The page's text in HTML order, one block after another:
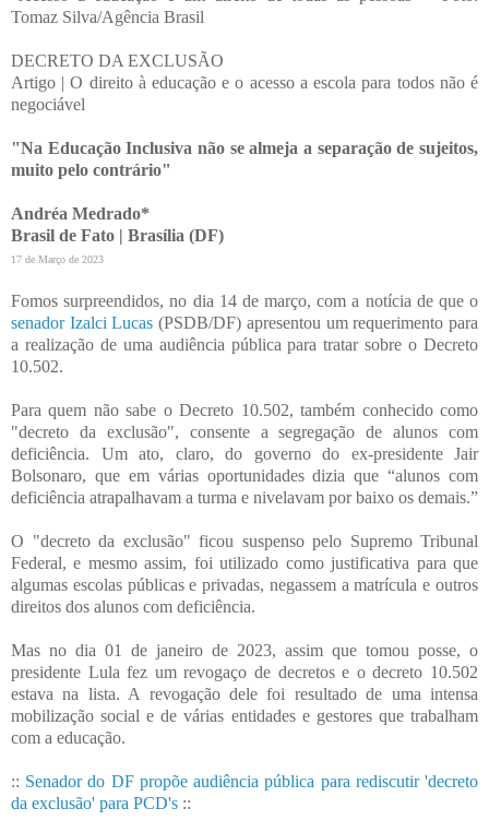
Tomaz Silva/Agência Brasil
DECRETO DA EXCLUSÃO
Artigo | O direito à educação e o acesso a escola para todos não é
negociável
"Na Educação Inclusiva não se almeja a separação de sujeitos,
muito pelo contrário"
Andréa Medrado*
Brasil de Fato | Brasília (DF)
17 de Março de 2023
Fomos surpreendidos, no dia 14 de março, com a notícia de que o
senador Izalci Lucas (PSDB/DF) apresentou um requerimento para
a realização de uma audiência pública para tratar sobre o Decreto
10.502.
Para quem não sabe o Decreto 10.502, também conhecido como
"decreto da exclusão", consente a segregação de alunos com
deficiência. Um ato, claro, do governo do ex-presidente Jair
Bolsonaro, que em várias oportunidades dizia que “alunos com
deficiência atrapalhavam a turma e nivelavam por baixo os demais.”
O "decreto da exclusão" ficou suspenso pelo Supremo Tribunal
Federal, e mesmo assim, foi utilizado como justificativa para que
algumas escolas públicas e privadas, negassem a matrícula e outros
direitos dos alunos com deficiência.
Mas no dia 01 de janeiro de 2023, assim que tomou posse, o
presidente Lula fez um revogaço de decretos e o decreto 10.502
estava na lista. A revogação dele foi resultado de uma intensa
mobilização social e de várias entidades e gestores que trabalham
com a educação.
:: Senador do DF propõe audiência pública para rediscutir 'decreto
da exclusão' para PCD's ::